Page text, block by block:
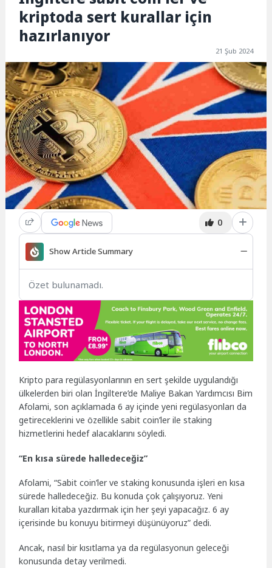
kriptoda sert kurallar için
hazırlanıyor
21 Şub 2024
0
Show Article Summary
Özet bulunamadı.
Kripto para regülasyonlarının en sert şekilde uygulandığı
ülkelerden biri olan İngiltere’de Maliye Bakan Yardımcısı Bim
Afolami, son açıklamada 6 ay içinde yeni regülasyonları da
getireceklerini ve özellikle sabit coin’ler ile staking
hizmetlerini hedef alacaklarını söyledi.
“En kısa sürede halledeceğiz”
Afolami, “Sabit coin’ler ve staking konusunda işleri en kısa
sürede halledeceğiz. Bu konuda çok çalışıyoruz. Yeni
kuralları kitaba yazdırmak için her şeyi yapacağız. 6 ay
içerisinde bu konuyu bitirmeyi düşünüyoruz” dedi.
Ancak, nasıl bir kısıtlama ya da regülasyonun geleceği
konusunda detay verilmedi.